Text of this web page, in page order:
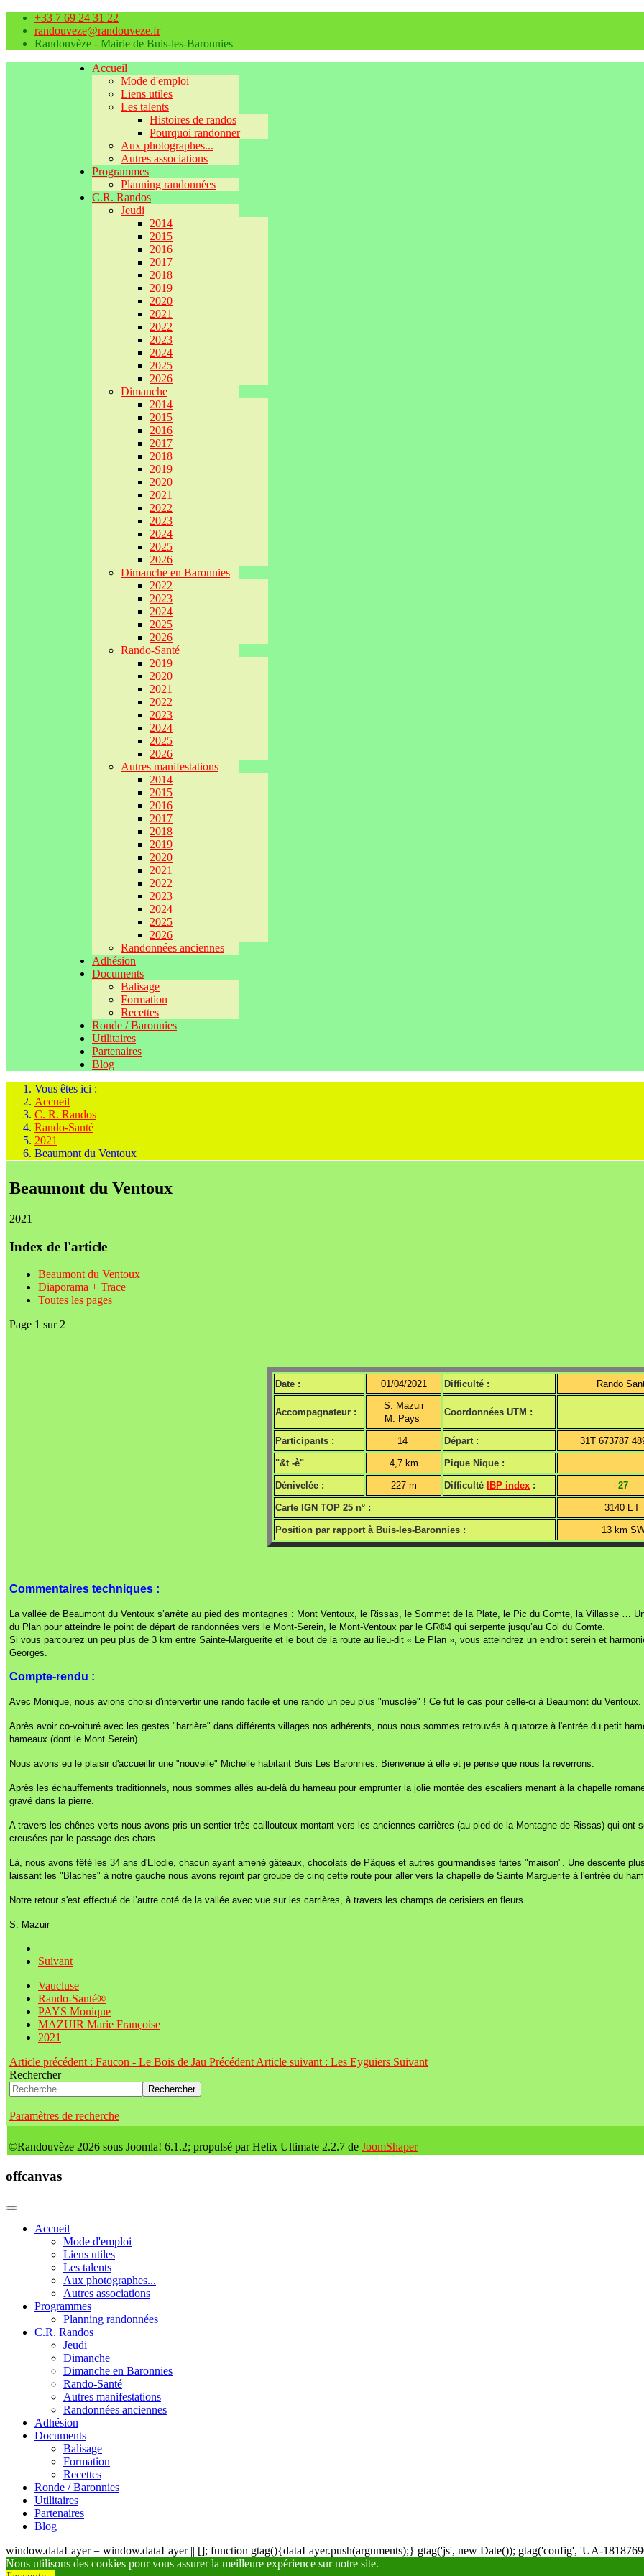
+33 7 69 24 31 22
randouveze@randouveze.fr
Randouvèze - Mairie de Buis-les-Baronnies
Accueil
Mode d'emploi
Liens utiles
Les talents
Histoires de randos
Pourquoi randonner
Aux photographes...
Autres associations
Programmes
Planning randonnées
C.R. Randos
Jeudi
2014
2015
2016
2017
2018
2019
2020
2021
2022
2023
2024
2025
2026
Dimanche
2014
2015
2016
2017
2018
2019
2020
2021
2022
2023
2024
2025
2026
Dimanche en Baronnies
2022
2023
2024
2025
2026
Rando-Santé
2019
2020
2021
2022
2023
2024
2025
2026
Autres manifestations
2014
2015
2016
2017
2018
2019
2020
2021
2022
2023
2024
2025
2026
Randonnées anciennes
Adhésion
Documents
Balisage
Formation
Recettes
Ronde / Baronnies
Utilitaires
Partenaires
Blog
Vous êtes ici :
Accueil
C. R. Randos
Rando-Santé
2021
Beaumont du Ventoux
Beaumont du Ventoux
2021
Index de l'article
Beaumont du Ventoux
Diaporama + Trace
Toutes les pages
Page 1 sur 2
Date : 01/04/2021 Difficulté : Rando
Accompagnateur :
S. Mazuir
M. Pays
Coordonnées UTM :
Participants : 14 Départ : 31T 673787
"&t -è" 4,7 km Pique Nique :
Dénivelée : 227 m Difficulté IBP index : 27
Carte IGN TOP 25 n° : 3140 ET
Position par rapport à Buis-les-Baronnies : 13 km
Commentaires techniques :
La vallée de Beaumont du Ventoux s’arrête au pied des montagnes : Mont Ventoux, le Rissas, le Sommet de la Plate, le Pic du Comte, la Villasse …
du Plan pour atteindre le point de départ de randonnées vers le Mont-Serein, le Mont-Ventoux par le GR®4 qui serpente jusqu’au Col du Comte.
Si vous parcourez un peu plus de 3 km entre Sainte-Marguerite et le bout de la route au lieu-dit « Le Plan », vous atteindrez un endroit serein et
Georges.
Compte-rendu :
Avec Monique, nous avions choisi d'intervertir une rando facile et une rando un peu plus "musclée" ! Ce fut le cas pour celle-ci à Beaumont du Ventoux.
Après avoir co-voituré avec les gestes "barrière" dans différents villages nos adhérents, nous nous sommes retrouvés à quatorze à l'entrée du petit
hameaux (dont le Mont Serein).
Nous avons eu le plaisir d'accueillir une "nouvelle" Michelle habitant Buis Les Baronnies. Bienvenue à elle et je pense que nous la reverrons.
Après les échauffements traditionnels, nous sommes allés au-delà du hameau pour emprunter la jolie montée des escaliers menant à la chapelle
gravé dans la pierre.
A travers les chênes verts nous avons pris un sentier très caillouteux montant vers les anciennes carrières (au pied de la Montagne de Rissas) qui ont
creusées par le passage des chars.
Là, nous avons fêté les 34 ans d'Elodie, chacun ayant amené gâteaux, chocolats de Pâques et autres gourmandises faites "maison". Une descente
laissant les "Blaches" à notre gauche nous avons rejoint par groupe de cinq cette route pour aller vers la chapelle de Sainte Marguerite à l'entrée du
Notre retour s'est effectué de l’autre coté de la vallée avec vue sur les carrières, à travers les champs de cerisiers en fleurs.
S. Mazuir
Suivant
Vaucluse
Rando-Santé®
PAYS Monique
MAZUIR Marie Françoise
2021
Article précédent : Faucon - Le Bois de Jau Précédent Article suivant : Les Eyguiers Suivant
Rechercher
Rechercher
Paramètres de recherche
©Randouvèze 2026 sous Joomla! 6.1.2; propulsé par Helix Ultimate 2.2.7 de JoomShaper
offcanvas
Accueil
Mode d'emploi
Liens utiles
Les talents
Aux photographes...
Autres associations
Programmes
Planning randonnées
C.R. Randos
Jeudi
Dimanche
Dimanche en Baronnies
Rando-Santé
Autres manifestations
Randonnées anciennes
Adhésion
Documents
Balisage
Formation
Recettes
Ronde / Baronnies
Utilitaires
Partenaires
Blog
window.dataLayer = window.dataLayer || []; function gtag(){dataLayer.push(arguments);} gtag('js', new Date()); gtag('config', 'UA-
Nous utilisons des cookies pour vous assurer la meilleure expérience sur notre site.